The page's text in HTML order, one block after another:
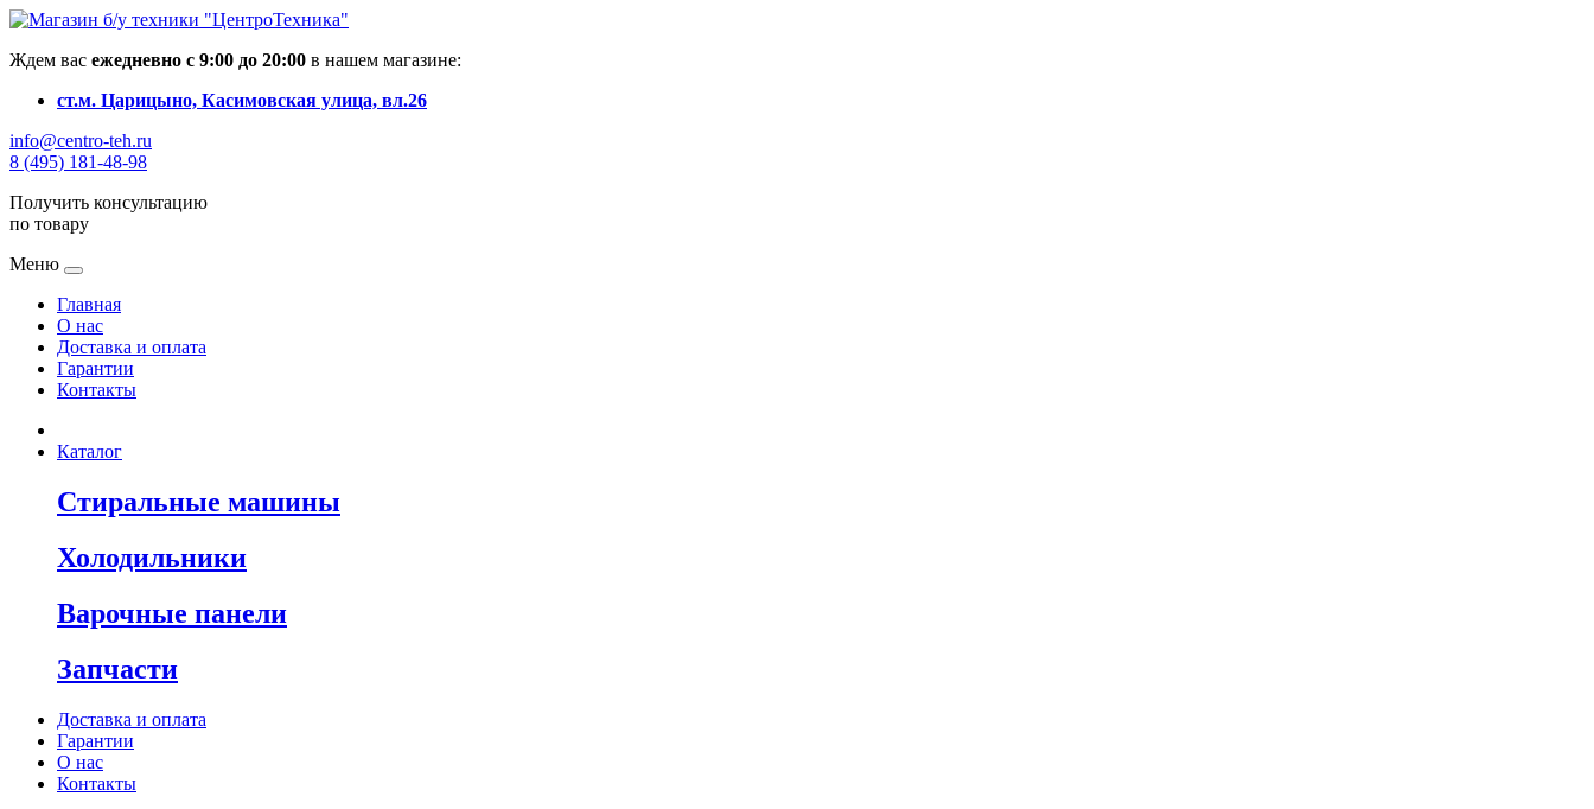
Ждем вас ежедневно с 9:00 до 20:00 в нашем магазине:
ст.м. Царицыно, Касимовская улица, вл.26
info@centro-teh.ru
8 (495) 181-48-98
Получить консультацию
по товару
Меню
Главная
О нас
Доставка и оплата
Гарантии
Контакты
Каталог
Стиральные машины
Холодильники
Варочные панели
Запчасти
Доставка и оплата
Гарантии
О нас
Контакты